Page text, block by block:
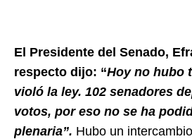
El Presidente del Senado,
respecto dijo: “Hoy no hubo
violó la ley. 102 senadores
votos, por eso no se ha
plenaria”. Hubo un